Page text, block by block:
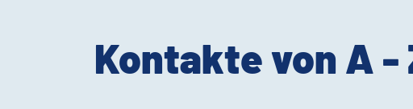
Kontakte von A -